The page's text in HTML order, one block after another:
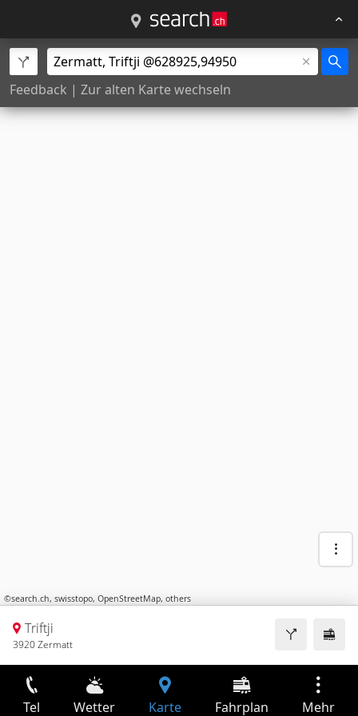
Feedback | Zur alten Karte wechseln
©search.ch, swisstopo, OpenStreetMap, others
Triftji
3920 Zermatt
Tel Wetter Karte Fahrplan Mehr